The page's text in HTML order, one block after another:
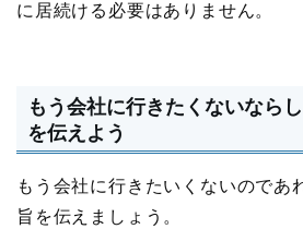
に居続ける必要はありません。
もう会社に行きたくないなら
を伝えよう
もう会社に行きたいくないのであ
旨を伝えましょう。